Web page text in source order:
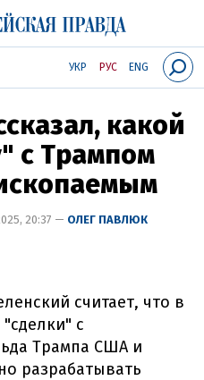
УКР РУС ENG
какой
с Трампом
20:37 — ОЛЕГ ПАВЛЮК
считает, что в
с
Трампа США и
разрабатывать